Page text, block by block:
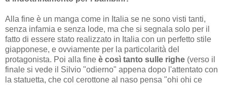
Alla fine è un manga come in Italia se ne sono visti tanti,
senza infamia e senza lode, ma che si segnala solo per il
fatto di essere stato realizzato in Italia con un perfetto stile
giapponese, e ovviamente per la particolarità del
protagonista. Poi alla fine è così tanto sulle righe (verso il
finale si vede il Silvio "odierno" appena dopo l'attentato con
la statuetta, che col cerottone al naso pensa "ohi ohi ce